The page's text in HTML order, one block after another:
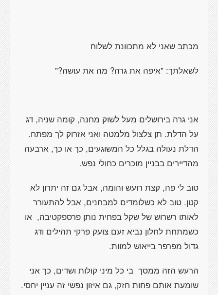
מכתב שאני לא מתכוונת לשלוח
לשאלתך: "איפה את גרה? מה את עושה?"
אני גרה בירושלים מעל לשוק מחנה, קומה שניה, דג
על הדלת. תן צלצול מלמטה ואני אזרוק לך מפתח.
הדלת נעולה בגלל כל המשוגעים, כך או כך, ארבעה
מהדיירים בבניין מוכרים כחולי נפש.
טוב לי פה, קצת רועש והומה, אבל גם זה יתרון לא
קטן. טוב לא כשלומדים למבחנים, אבל להתעורר
לאותו רשרוש של שקל בפחית נותן פרספקטיבה, או
כשמתחת לחלון נביא זעם צועק פרקי תהילים ודג
גדול מפרפר בייאוש למוות.
הרעש הזה ממסך בי כל מיני קולות ושדים, כך אני
שומעת אותם פחות חזק, גם איזון נפשי זה עניין יחסי.